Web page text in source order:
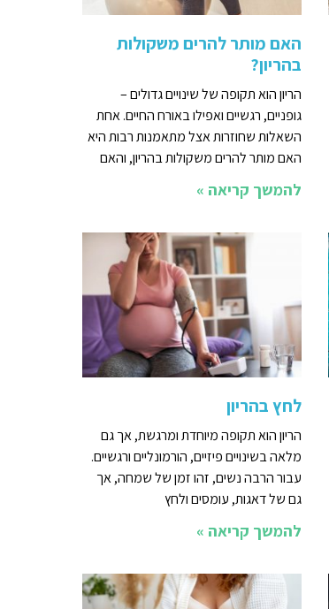
האם מותר להרים משקולות
בהריון?
הריון הוא תקופה של שינויים גדולים –
גופניים, רגשיים ואפילו באורח החיים. אחת
השאלות שחוזרות אצל מתאמנות רבות היא
האם מותר להרים משקולות בהריון, והאם
להמשך קריאה »
לחץ בהריון
הריון הוא תקופה מיוחדת ומרגשת, אך גם
מלאה בשינויים פיזיים, הורמונליים ורגשיים.
עבור הרבה נשים, זהו זמן של שמחה, אך
גם של דאגות, עומסים ולחץ
להמשך קריאה »